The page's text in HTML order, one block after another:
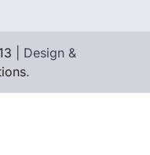
| Design &
.